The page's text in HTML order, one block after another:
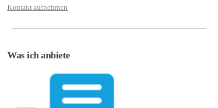
Kontakt aufnehmen
Was ich anbiete